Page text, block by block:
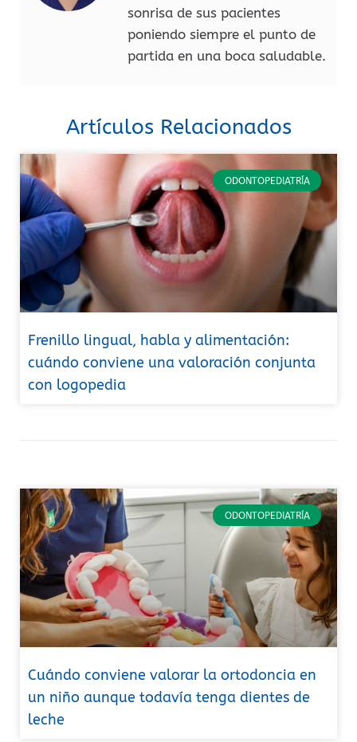
sonrisa de sus pacientes
poniendo siempre el punto de
partida en una boca saludable.
Artículos Relacionados
ODONTOPEDIATRÍA
Frenillo lingual, habla y alimentación:
cuándo conviene una valoración conjunta
con logopedia
ODONTOPEDIATRÍA
Cuándo conviene valorar la ortodoncia en
un niño aunque todavía tenga dientes de
leche